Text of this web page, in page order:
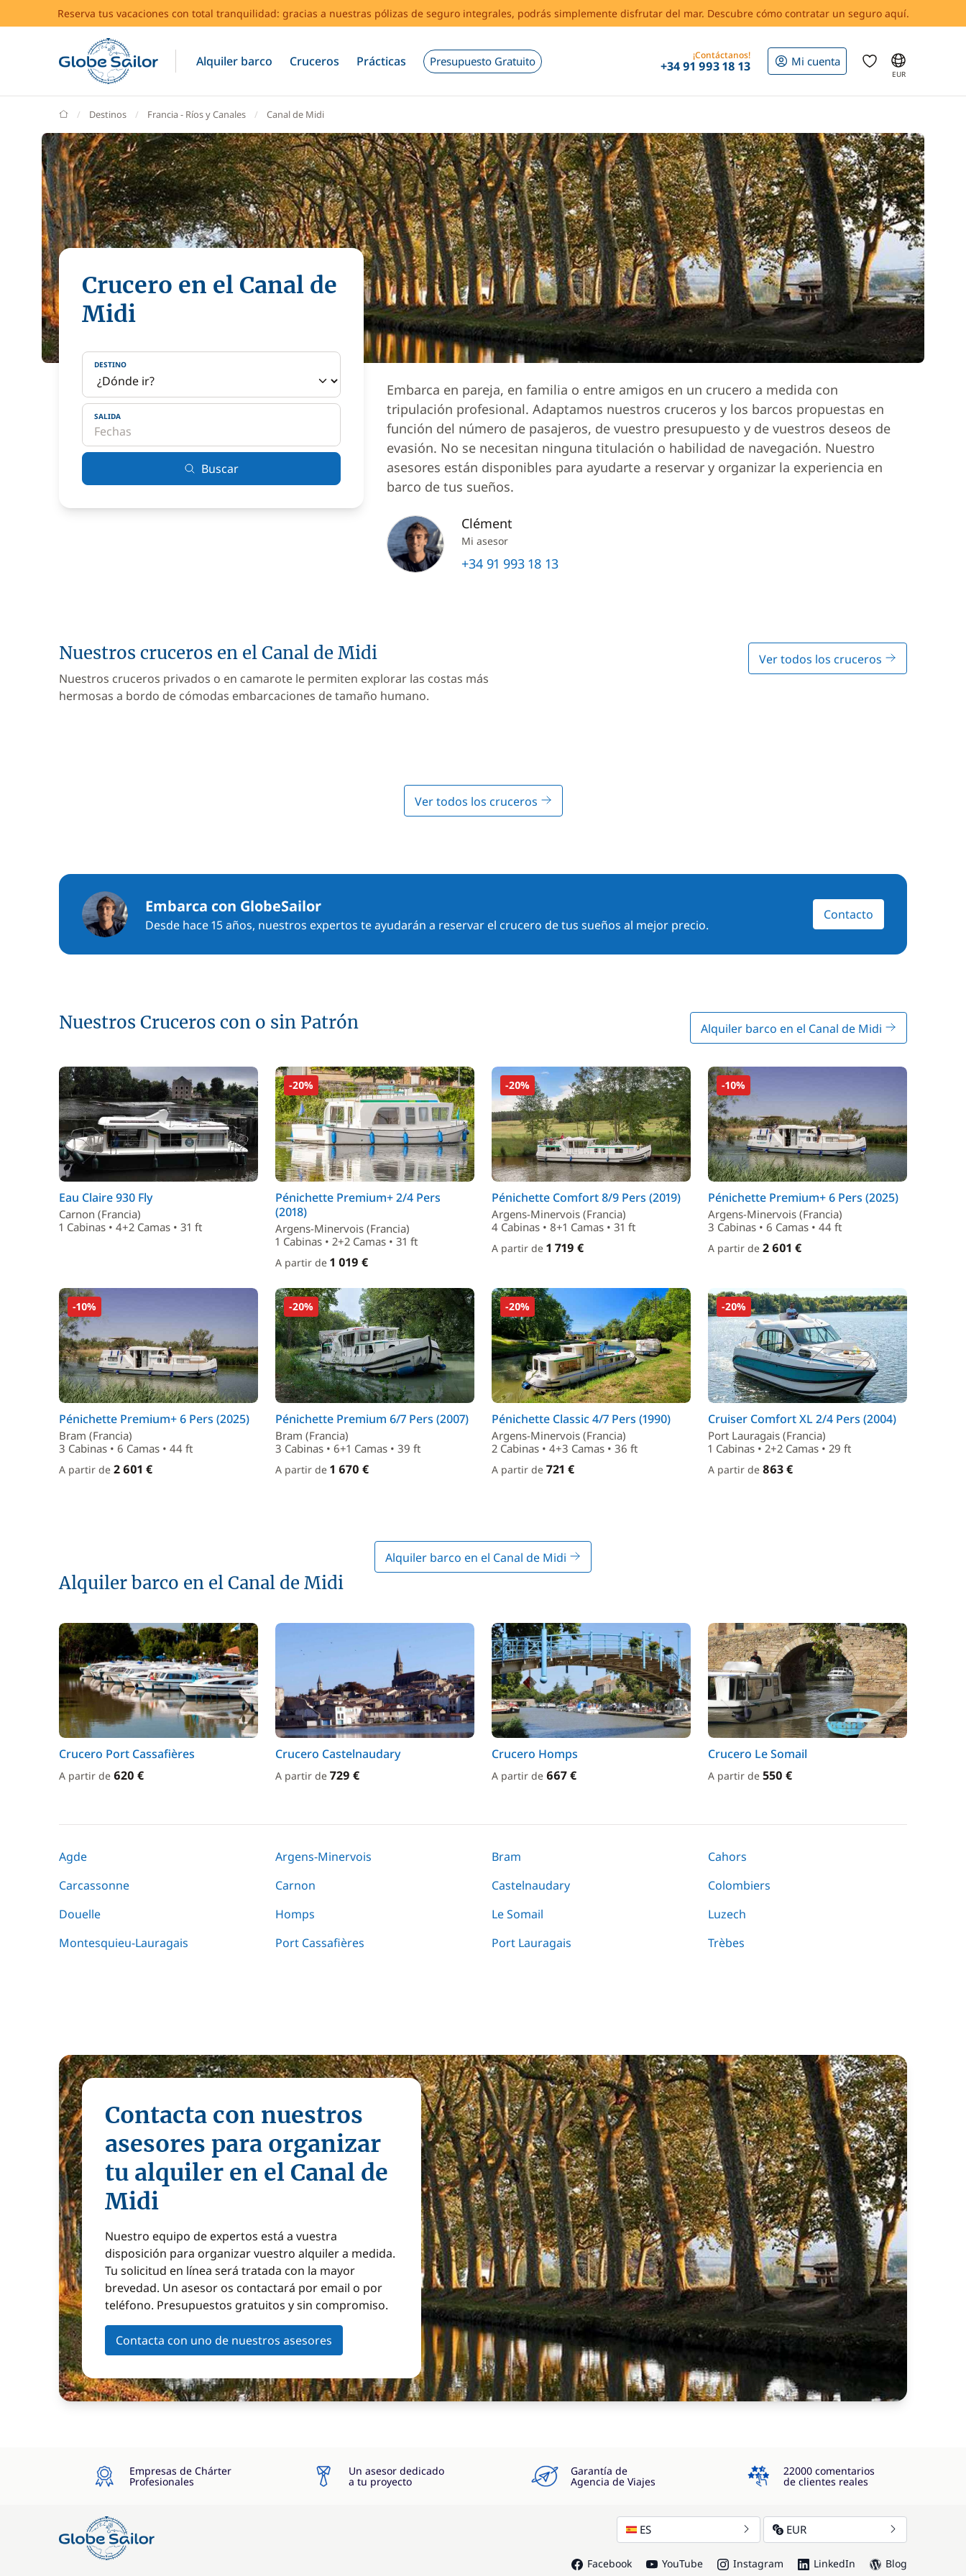
Reserva tus vacaciones con total tranquilidad: gracias a nuestras pólizas de seguro integrales, podrás simplemente disfrutar del mar. Descubre cómo contratar un seguro aquí.
Alquiler barco Cruceros Prácticas Presupuesto Gratuito ¡Contáctanos!
+34 91 993 18 13 Mi cuenta
EUR
GlobeSailor
Destinos Francia - Ríos y Canales Canal de Midi
Crucero en el Canal de
Midi
DESTINO
SALIDA
Buscar
Embarca en pareja, en familia o entre amigos en un crucero a medida con
tripulación profesional. Adaptamos nuestros cruceros y los barcos propuestas en
función del número de pasajeros, de vuestro presupuesto y de vuestros deseos de
evasión. No se necesitan ninguna titulación o habilidad de navegación. Nuestro
asesores están disponibles para ayudarte a reservar y organizar la experiencia en
barco de tus sueños.
Clément
Mi asesor
+34 91 993 18 13
Nuestros cruceros en el Canal de Midi
Nuestros cruceros privados o en camarote le permiten explorar las costas más
hermosas a bordo de cómodas embarcaciones de tamaño humano.
Ver todos los cruceros
Ver todos los cruceros
Embarca con GlobeSailor
Desde hace 15 años, nuestros expertos te ayudarán a reservar el crucero de tus sueños al mejor precio.
Contacto
Nuestros Cruceros con o sin Patrón Alquiler barco en el Canal de Midi
Eau Claire 930 Fly
Carnon (Francia)
1 Cabinas • 4+2 Camas • 31 ft
-20%
Pénichette Premium+ 2/4 Pers
(2018)
Argens-Minervois (Francia)
1 Cabinas • 2+2 Camas • 31 ft
A partir de 1 019 €
-20%
Pénichette Comfort 8/9 Pers (2019)
Argens-Minervois (Francia)
4 Cabinas • 8+1 Camas • 31 ft
A partir de 1 719 €
-10%
Pénichette Premium+ 6 Pers (2025)
Argens-Minervois (Francia)
3 Cabinas • 6 Camas • 44 ft
A partir de 2 601 €
-10%
Pénichette Premium+ 6 Pers (2025)
Bram (Francia)
3 Cabinas • 6 Camas • 44 ft
A partir de 2 601 €
-20%
Pénichette Premium 6/7 Pers (2007)
Bram (Francia)
3 Cabinas • 6+1 Camas • 39 ft
A partir de 1 670 €
-20%
Pénichette Classic 4/7 Pers (1990)
Argens-Minervois (Francia)
2 Cabinas • 4+3 Camas • 36 ft
A partir de 721 €
-20%
Cruiser Comfort XL 2/4 Pers (2004)
Port Lauragais (Francia)
1 Cabinas • 2+2 Camas • 29 ft
A partir de 863 €
Alquiler barco en el Canal de Midi
Alquiler barco en el Canal de Midi
Crucero Port Cassafières
A partir de 620 €
Crucero Castelnaudary
A partir de 729 €
Crucero Homps
A partir de 667 €
Crucero Le Somail
A partir de 550 €
Agde Argens-Minervois Bram
Cahors
Carcassonne
Carnon Castelnaudary
Colombiers
Douelle
Homps Le Somail
Luzech
Montesquieu-Lauragais
Port Cassafières Port Lauragais Trèbes
Contacta con nuestros
asesores para organizar
tu alquiler en el Canal de
Midi
Nuestro equipo de expertos está a vuestra
disposición para organizar vuestro alquiler a medida.
Tu solicitud en línea será tratada con la mayor
brevedad. Un asesor os contactará por email o por
teléfono. Presupuestos gratuitos y sin compromiso.
Contacta con uno de nuestros asesores
Empresas de Chárter
Profesionales
Un asesor dedicado
a tu proyecto
Garantía de
Agencia de Viajes
4.3
22000 comentarios
de clientes reales
ES EUR
Facebook YouTube Instagram LinkedIn Blog